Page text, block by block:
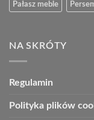
Pałasz meble
NA SKRÓTY
Regulamin
Polityka plików